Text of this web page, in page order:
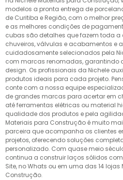
modelos a pronta entrega de
de Curitiba e Região, com o melhor
e as melhores condições de
cubas são detalhes que fazem toda a
chuveiros, válvulas e acabamentos e
cuidadosamente selecionados pela
com marcas renomadas, garantindo
design. Os profissionais da Nichele
produtos ideais para cada projeto.
conte com a nossa equipe
de grandes marcas para acertar em
até ferramentas elétricas ou material
qualidade dos produtos e pela
Materiais para Construção é muito
parceira que acompanha os clientes
projetos, oferecendo soluções
personalizado. Com quase meio
continua a construir laços sólidos
Site, no Whats ou em uma das 14 lojas
Construção.